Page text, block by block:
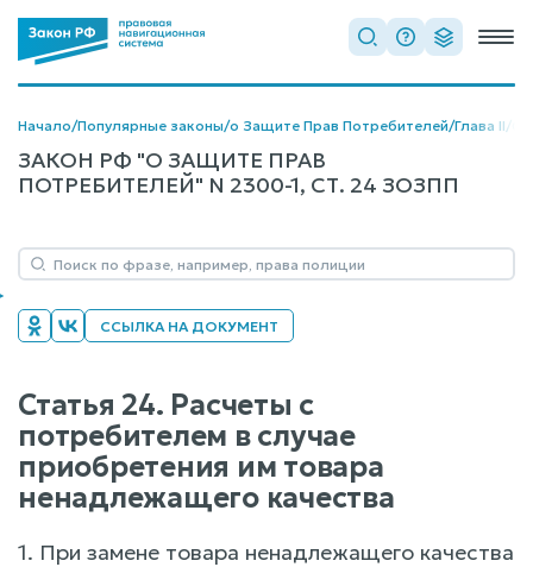
Начало/Популярные законы/о Защите Прав Потребителей/Глава II/
ЗАКОН РФ "О ЗАЩИТЕ ПРАВ
ПОТРЕБИТЕЛЕЙ" N 2300-1, СТ. 24 ЗОЗПП
ССЫЛКА НА ДОКУМЕНТ
Статья 24. Расчеты с
потребителем в случае
приобретения им товара
ненадлежащего качества
1. При замене товара ненадлежащего качества